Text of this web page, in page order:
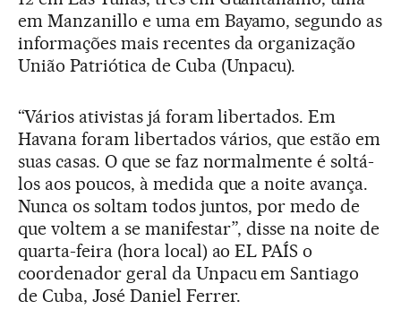
em Manzanillo e uma em Bayamo, segundo as
informações mais recentes da organização
União Patriótica de Cuba (Unpacu).
“Vários ativistas já foram libertados. Em
Havana foram libertados vários, que estão em
suas casas. O que se faz normalmente é soltá-
los aos poucos, à medida que a noite avança.
Nunca os soltam todos juntos, por medo de
que voltem a se manifestar”, disse na noite de
quarta-feira (hora local) ao EL PAÍS o
coordenador geral da Unpacu em Santiago
de Cuba, José Daniel Ferrer.